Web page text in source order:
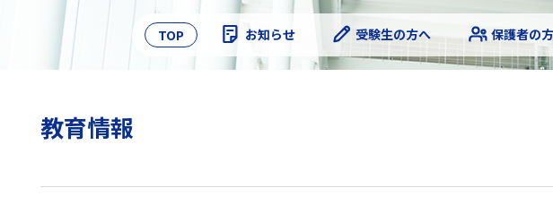
TOP お知らせ 受験生の方へ 保護者の
教育情報